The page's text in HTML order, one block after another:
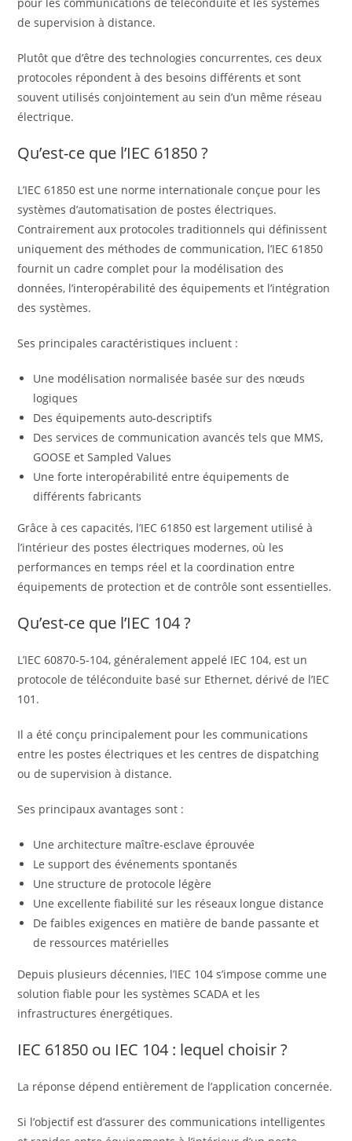
de supervision à distance.
Plutôt que d’être des technologies concurrentes, ces deux
protocoles répondent à des besoins différents et sont
souvent utilisés conjointement au sein d’un même réseau
électrique.
Qu’est-ce que l’IEC 61850 ?
L’IEC 61850 est une norme internationale conçue pour les
systèmes d’automatisation de postes électriques.
Contrairement aux protocoles traditionnels qui définissent
uniquement des méthodes de communication, l’IEC 61850
fournit un cadre complet pour la modélisation des
données, l’interopérabilité des équipements et l’intégration
des systèmes.
Ses principales caractéristiques incluent :
Une modélisation normalisée basée sur des nœuds
logiques
Des équipements auto-descriptifs
Des services de communication avancés tels que MMS,
GOOSE et Sampled Values
Une forte interopérabilité entre équipements de
différents fabricants
Grâce à ces capacités, l’IEC 61850 est largement utilisé à
l’intérieur des postes électriques modernes, où les
performances en temps réel et la coordination entre
équipements de protection et de contrôle sont essentielles.
Qu’est-ce que l’IEC 104 ?
L’IEC 60870-5-104, généralement appelé IEC 104, est un
protocole de téléconduite basé sur Ethernet, dérivé de l’IEC
101.
Il a été conçu principalement pour les communications
entre les postes électriques et les centres de dispatching
ou de supervision à distance.
Ses principaux avantages sont :
Une architecture maître-esclave éprouvée
Le support des événements spontanés
Une structure de protocole légère
Une excellente fiabilité sur les réseaux longue distance
De faibles exigences en matière de bande passante et
de ressources matérielles
Depuis plusieurs décennies, l’IEC 104 s’impose comme une
solution fiable pour les systèmes SCADA et les
infrastructures énergétiques.
IEC 61850 ou IEC 104 : lequel choisir ?
La réponse dépend entièrement de l’application concernée.
Si l’objectif est d’assurer des communications intelligentes